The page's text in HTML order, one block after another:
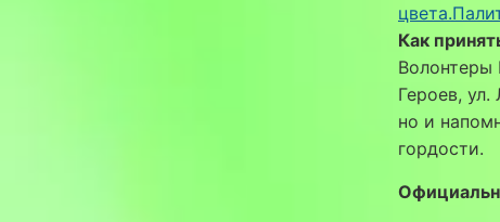
Как
Волонтеры
Героев,
но и
гордости.